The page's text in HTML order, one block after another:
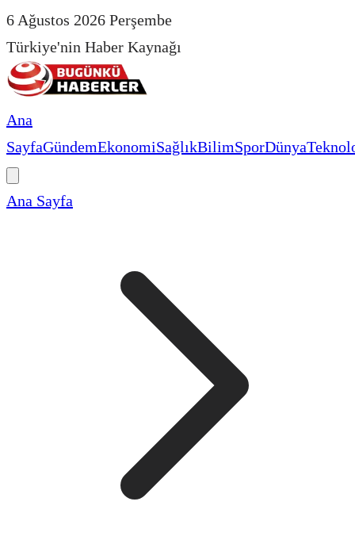
6 Ağustos 2026 Perşembe
Türkiye'nin Haber Kaynağı
Ana
SayfaGündemEkonomiSağlıkBilimSporDünya
Ana Sayfa